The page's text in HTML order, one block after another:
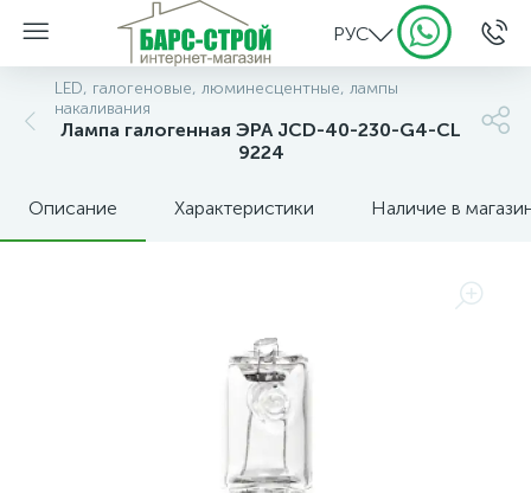
РУС
LED, галогеновые, люминесцентные, лампы
накаливания
Лампа галогенная ЭРА JCD-40-230-G4-CL
9224
Описание Характеристики Наличие в